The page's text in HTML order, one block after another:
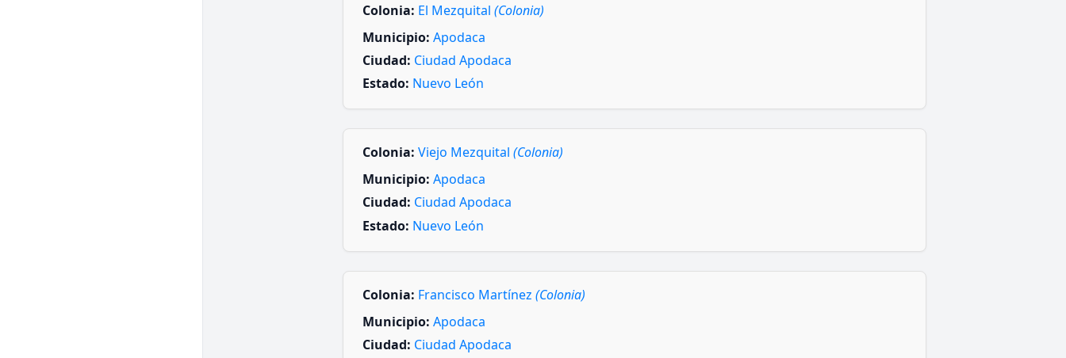
Colonia: El Mezquital (Colonia)
Municipio: Apodaca
Ciudad: Ciudad Apodaca
Estado: Nuevo León
Colonia: Viejo Mezquital (Colonia)
Municipio: Apodaca
Ciudad: Ciudad Apodaca
Estado: Nuevo León
Colonia: Francisco Martínez (Colonia)
Municipio: Apodaca
Ciudad: Ciudad Apodaca